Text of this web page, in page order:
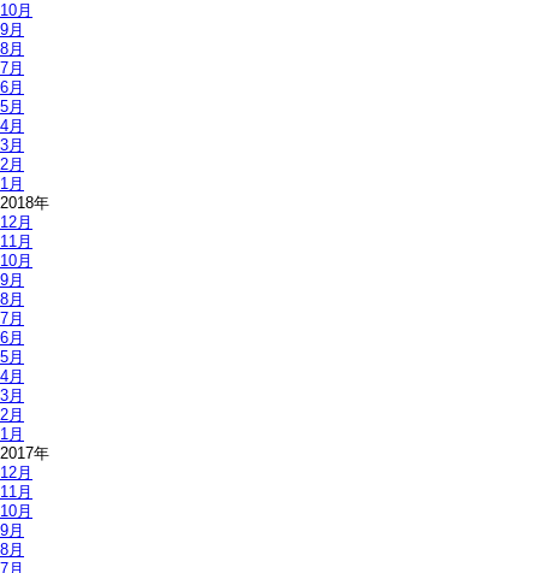
10月
9月
8月
7月
6月
5月
4月
3月
2月
1月
2018年
12月
11月
10月
9月
8月
7月
6月
5月
4月
3月
2月
1月
2017年
12月
11月
10月
9月
8月
7月